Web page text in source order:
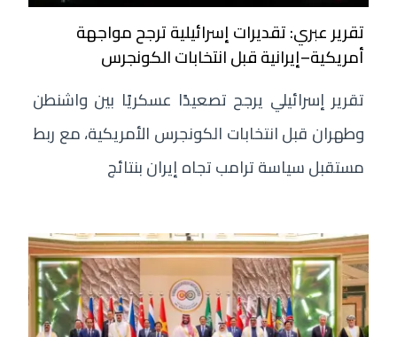
تقرير عبري: تقديرات إسرائيلية ترجح مواجهة
أمريكية–إيرانية قبل انتخابات الكونجرس
تقرير إسرائيلي يرجح تصعيدًا عسكريًا بين واشنطن
وطهران قبل انتخابات الكونجرس الأمريكية، مع ربط
مستقبل سياسة ترامب تجاه إيران بنتائج